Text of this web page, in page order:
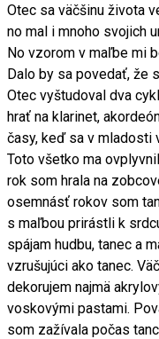
Otec sa väčšinu života
no mal i mnoho svojich
No vzorom v maľbe mi
Dalo by sa povedať, že
Otec vyštudoval dva
hrať na klarinet,
časy, keď sa v mladosti
Toto všetko ma
rok som hrala na
osemnásť rokov som
s maľbou prirástli k
spájam hudbu, tanec a
vzrušujúci ako tanec.
dekorujem najmä
voskovými pastami.
som zažívala počas